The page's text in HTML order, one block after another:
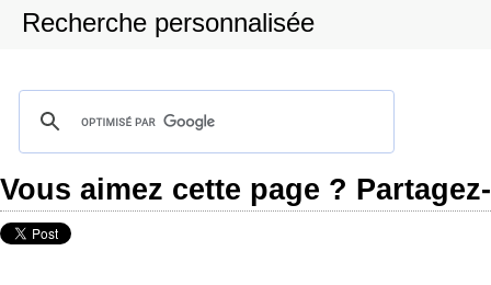
Recherche personnalisée
Vous aimez cette page ?